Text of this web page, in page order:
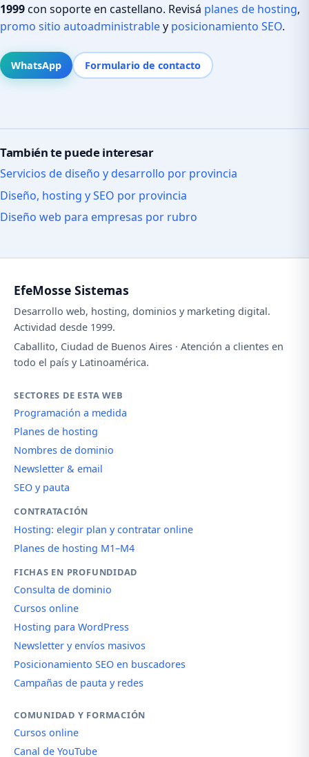
1999con soporte en castellano. Revisá planes de hosting,
promo sitio autoadministrabley posicionamiento SEO.
WhatsApp Formulario de contacto
También te puede interesar
Servicios de diseño y desarrollo por provincia
Diseño, hosting y SEO por provincia
Diseño web para empresas por rubro
EfeMosse Sistemas
Desarrollo web, hosting, dominios y marketing digital.
Actividad desde 1999.
Caballito, Ciudad de Buenos Aires · Atención a clientes en
todo el país y Latinoamérica.
SECTORES DE ESTA WEB
Programación a medida
Planes de hosting
Nombres de dominio
Newsletter & email
SEO y pauta
CONTRATACIÓN
Hosting: elegir plan y contratar online
Planes de hosting M1–M4
FICHAS EN PROFUNDIDAD
Consulta de dominio
Cursos online
Hosting para WordPress
Newsletter y envíos masivos
Posicionamiento SEO en buscadores
Campañas de pauta y redes
COMUNIDAD Y FORMACIÓN
Cursos online
Canal de YouTube